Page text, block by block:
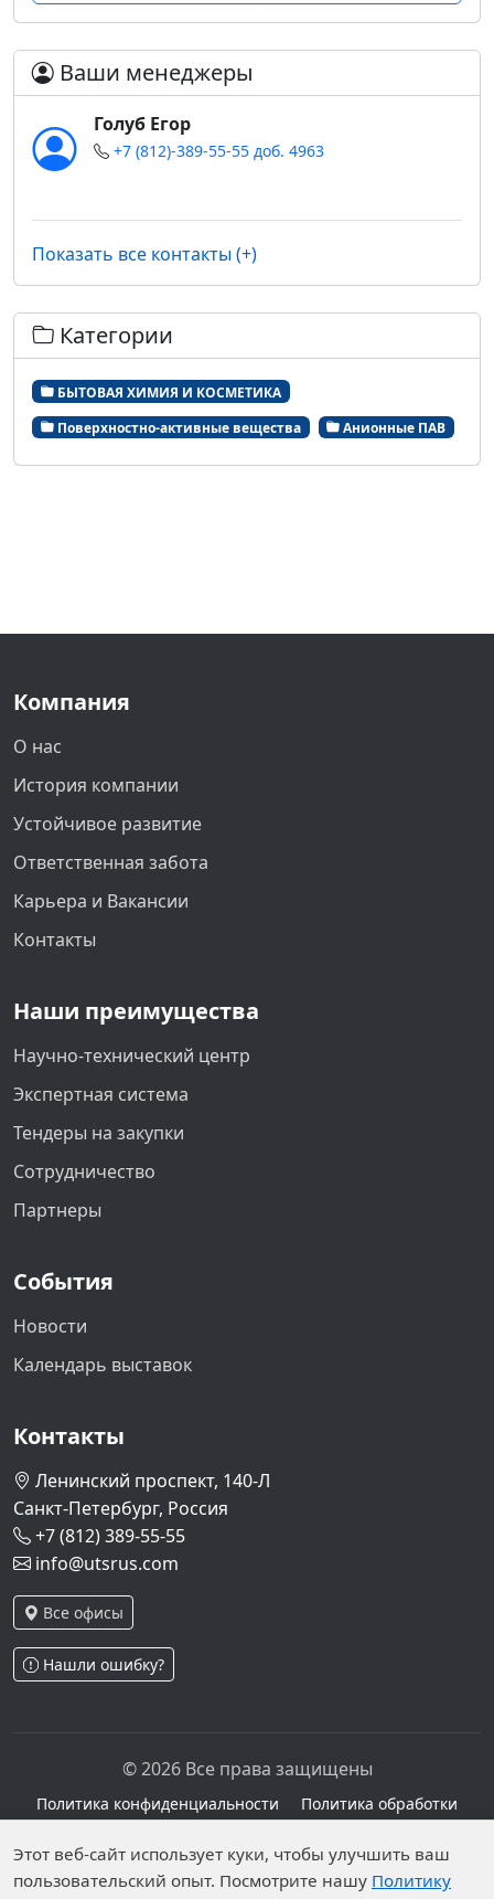
Ваши менеджеры
Голуб Егор
+7 (812)-389-55-55 доб. 4963
Показать все контакты (+)
Категории
БЫТОВАЯ ХИМИЯ И КОСМЕТИКА
Поверхностно-активные вещества
Анионные ПАВ
Компания
О нас
История компании
Устойчивое развитие
Ответственная забота
Карьера и Вакансии
Контакты
Наши преимущества
Научно-технический центр
Экспертная система
Тендеры на закупки
Сотрудничество
Партнеры
События
Новости
Календарь выставок
Контакты
Ленинский проспект, 140-Л
Санкт-Петербург, Россия
+7 (812) 389-55-55
info@utsrus.com
Все офисы
Нашли ошибку?
© 2026 Все права защищены
Политика конфиденциальности
Политика обработки
Персональные данные опубликованы на сайте при
наличии правовых оснований в соответствии с ч.1
Этот веб-сайт использует куки, чтобы улучшить ваш
пользовательский опыт. Посмотрите нашу Политику